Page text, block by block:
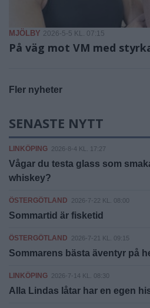
MJÖLBY 2026-5-5 KL. 07:15
På väg mot VM med
Fler nyheter
SENASTE NYTT
LINKÖPING 2026-8-4 KL. 17:27
Vågar du testa glass som
whiskey?
ÖSTERGÖTLAND 2026-7-22 KL. 08:00
Sommartid är fisketid
ÖSTERGÖTLAND 2026-7-21 KL. 09:15
Sommarens bästa äventyr på
LINKÖPING 2026-7-14 KL. 08:30
Alla Lindas låtar har en egen